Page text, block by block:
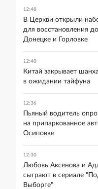
12:48
В Церкви открыли
для восстановления
Донецке и Горловке
12:40
Китай закрывает
в ожидании тайфуна
12:36
Пьяный водитель
на припаркованное
Осиповке
12:30
Любовь Аксенова и
сыграют в сериале
Выборге"